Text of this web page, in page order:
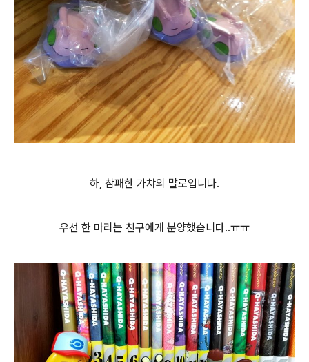
하, 참패한 가챠의 말로입니다.
우선 한 마리는 친구에게 분양했습니다..ㅠㅠ